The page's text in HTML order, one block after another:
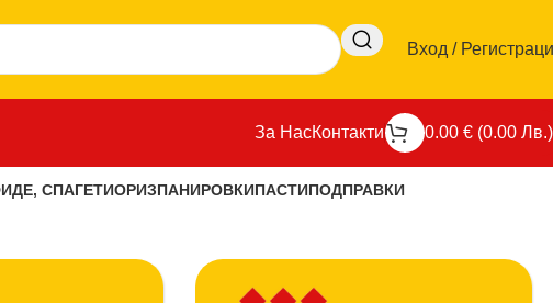
Вход /
За НасКонтакти 0.00 € (0.00 Лв.)
СПАГЕТИОРИЗПАНИРОВКИПАСТИПОДПРАВКИ